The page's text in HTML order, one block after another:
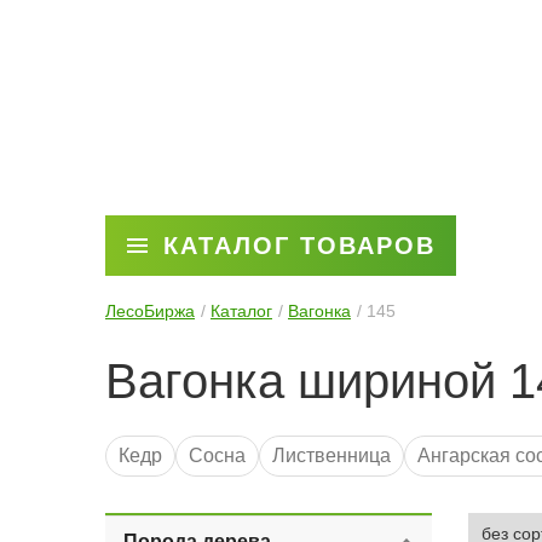
КАТАЛОГ ТОВАРОВ
ЛесоБиржа Каталог Вагонка 145
Вагонка шириной
Кедр Сосна Лиственница Ангарская